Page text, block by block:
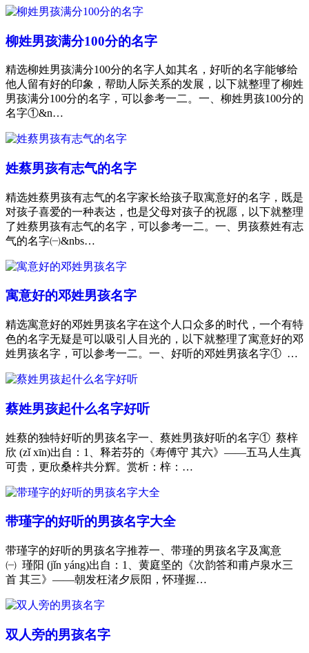
柳姓男孩满分100分的名字
精选柳姓男孩满分100分的名字人如其名，好听的名字能够给
他人留有好的印象，帮助人际关系的发展，以下就整理了柳姓
男孩满分100分的名字，可以参考一二。一、柳姓男孩100分的
名字①&n…
姓蔡男孩有志气的名字
精选姓蔡男孩有志气的名字家长给孩子取寓意好的名字，既是
对孩子喜爱的一种表达，也是父母对孩子的祝愿，以下就整理
了姓蔡男孩有志气的名字，可以参考一二。一、男孩蔡姓有志
气的名字㈠&nbs…
寓意好的邓姓男孩名字
精选寓意好的邓姓男孩名字在这个人口众多的时代，一个有特
色的名字无疑是可以吸引人目光的，以下就整理了寓意好的邓
姓男孩名字，可以参考一二。一、好听的邓姓男孩名字① …
蔡姓男孩起什么名字好听
姓蔡的独特好听的男孩名字一、蔡姓男孩好听的名字① 蔡梓
欣 (zǐ xīn)出自：1、释若芬的《寿傅守 其六》——五马人生真
可贵，更欣桑梓共分辉。赏析：梓：…
带瑾字的好听的男孩名字大全
带瑾字的好听的男孩名字推荐一、带瑾的男孩名字及寓意
㈠ 瑾阳 (jǐn yáng)出自：1、黄庭坚的《次韵答和甫卢泉水三
首 其三》——朝发枉渚夕辰阳，怀瑾握…
双人旁的男孩名字